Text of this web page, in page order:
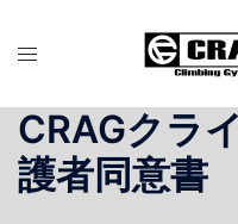
ンCRAGクラ
護者同意書